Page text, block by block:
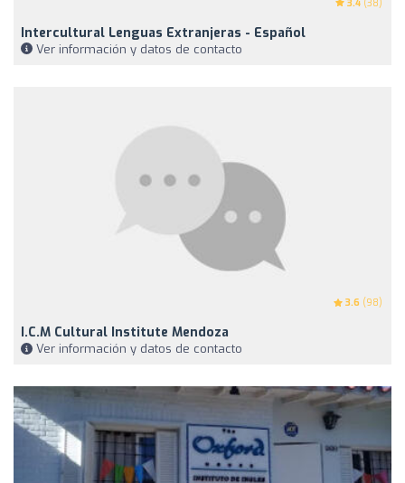
3.4 (38)
Intercultural Lenguas Extranjeras - Español
Ver información y datos de contacto
3.6 (98)
I.C.M Cultural Institute Mendoza
Ver información y datos de contacto